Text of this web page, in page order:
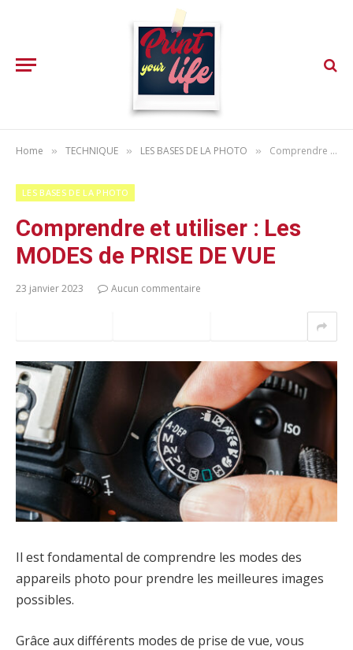
Home » TECHNIQUE » LES BASES DE LA PHOTO » Comprendre et utiliser : Les MODES de PRISE DE VUE
LES BASES DE LA PHOTO
Comprendre et utiliser : Les
MODES de PRISE DE VUE
23 janvier 2023 Aucun commentaire
Il est fondamental de comprendre les modes des
appareils photo pour prendre les meilleures images
possibles.
Grâce aux différents modes de prise de vue, vous